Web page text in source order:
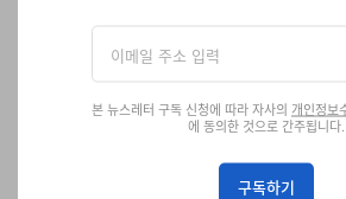
본 뉴스레터 구독 신청에 따라 자사의 개인정보
에 동의한 것으로 간주됩니다.
구독하기